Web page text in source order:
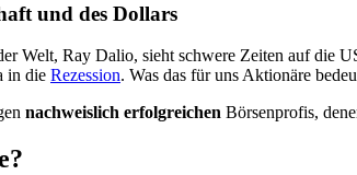
und des Dollars
Welt, Ray Dalio, sieht schwere Zeiten auf die
in die Rezession. Was das für uns Aktionäre
nachweislich erfolgreichen Börsenprofis,